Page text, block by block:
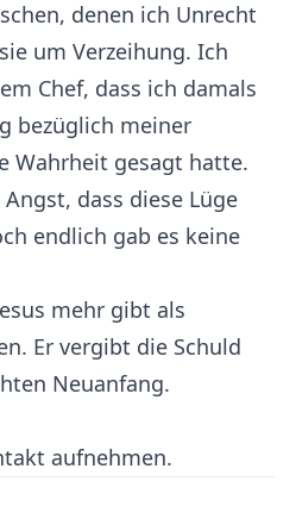
denen ich Unrecht
um Verzeihung. Ich
Chef, dass ich damals
bezüglich meiner
Wahrheit gesagt hatte.
dass diese Lüge
endlich gab es keine
mehr gibt als
Er vergibt die Schuld
Neuanfang.
aufnehmen.